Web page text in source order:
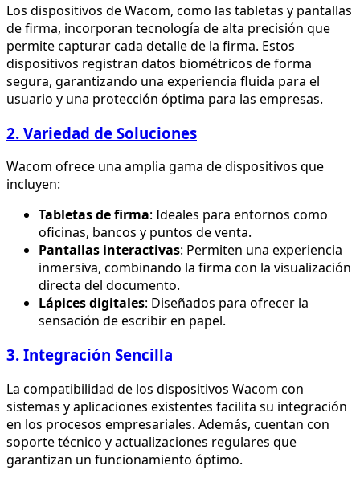
Los dispositivos de Wacom, como las tabletas y pantallas
de firma, incorporan tecnología de alta precisión que
permite capturar cada detalle de la firma. Estos
dispositivos registran datos biométricos de forma
segura, garantizando una experiencia fluida para el
usuario y una protección óptima para las empresas.
2. Variedad de Soluciones
Wacom ofrece una amplia gama de dispositivos que
incluyen:
Tabletas de firma: Ideales para entornos como
oficinas, bancos y puntos de venta.
Pantallas interactivas: Permiten una experiencia
inmersiva, combinando la firma con la visualización
directa del documento.
Lápices digitales: Diseñados para ofrecer la
sensación de escribir en papel.
3. Integración Sencilla
La compatibilidad de los dispositivos Wacom con
sistemas y aplicaciones existentes facilita su integración
en los procesos empresariales. Además, cuentan con
soporte técnico y actualizaciones regulares que
garantizan un funcionamiento óptimo.